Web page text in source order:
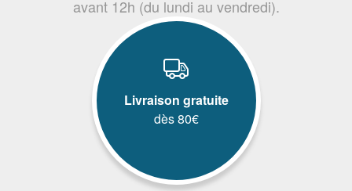
avant 12h (du lundi au vendredi).
Livraison gratuite
dès 80€